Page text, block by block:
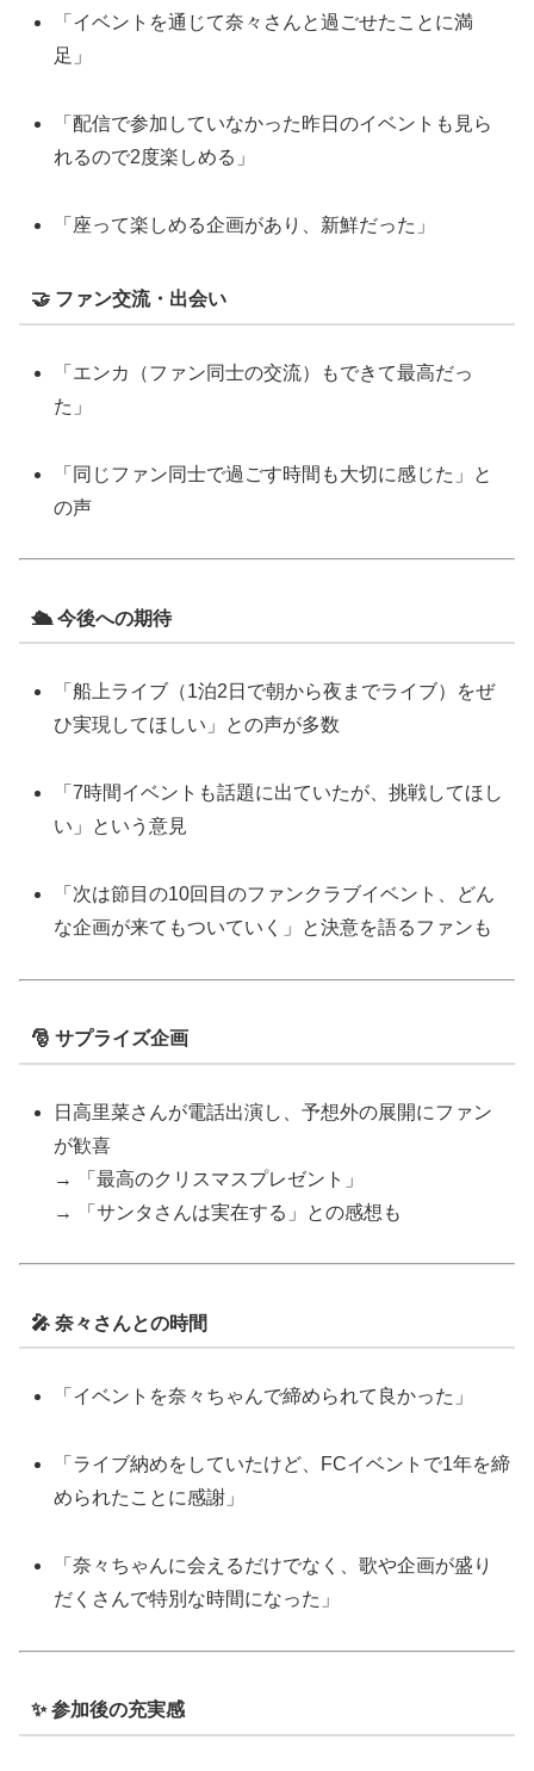
「イベントを通じて奈々さんと過ごせたことに満
足」
「配信で参加していなかった昨日のイベントも見ら
れるので2度楽しめる」
「座って楽しめる企画があり、新鮮だった」
🤝 ファン交流・出会い
「エンカ（ファン同士の交流）もできて最高だっ
た」
「同じファン同士で過ごす時間も大切に感じた」と
の声
🛳 今後への期待
「船上ライブ（1泊2日で朝から夜までライブ）をぜ
ひ実現してほしい」との声が多数
「7時間イベントも話題に出ていたが、挑戦してほし
い」という意見
「次は節目の10回目のファンクラブイベント、どん
な企画が来てもついていく」と決意を語るファンも
🎅 サプライズ企画
日高里菜さんが電話出演し、予想外の展開にファン
が歓喜
→ 「最高のクリスマスプレゼント」
→ 「サンタさんは実在する」との感想も
🎤 奈々さんとの時間
「イベントを奈々ちゃんで締められて良かった」
「ライブ納めをしていたけど、FCイベントで1年を締
められたことに感謝」
「奈々ちゃんに会えるだけでなく、歌や企画が盛り
だくさんで特別な時間になった」
✨ 参加後の充実感